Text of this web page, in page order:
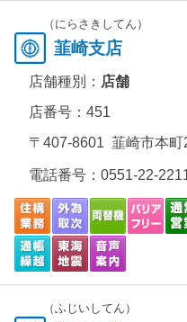
（にらさきしてん）
韮崎支店
店舗種別： 店舗
店番号：451
〒407-8601 韮崎市本町
電話番号： 0551-22-
（ふじいしてん）